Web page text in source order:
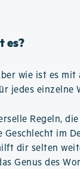
es?
wie ist es mit
jedes einzelne
Regeln,
Geschlecht im
dir selten
Genus des